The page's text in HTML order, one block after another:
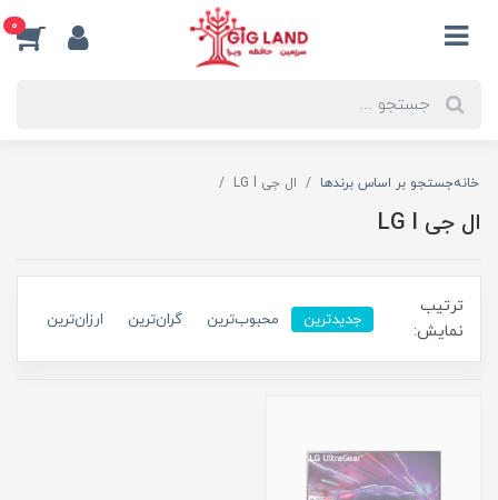
0
خانهجستجو بر اساس برندها ال جی LG l
ال جی LG l
ترتیب
نمایش:
جدیدترین محبوب‌ترین گران‌ترین ارزان‌ترین